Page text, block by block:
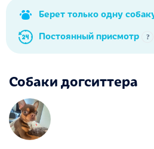
Берет только одну
Постоянный присмотр
?
Собаки догситтера